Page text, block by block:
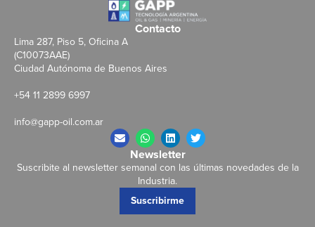
Contacto
Lima 287, Piso 5, Oficina A
(C10073AAE)
Ciudad Autónoma de Buenos Aires
+54 11 2899 6997
info@gapp-oil.com.ar
Newsletter
Suscribite al newsletter semanal con las últimas novedades de la
Industria.
Suscribirme